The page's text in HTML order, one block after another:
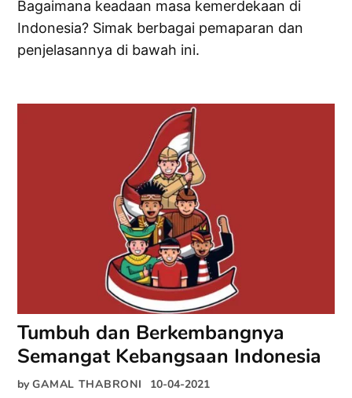
Bagaimana keadaan masa kemerdekaan di
Indonesia? Simak berbagai pemaparan dan
penjelasannya di bawah ini.
Tumbuh dan Berkembangnya
Semangat Kebangsaan Indonesia
by GAMAL THABRONI 10-04-2021